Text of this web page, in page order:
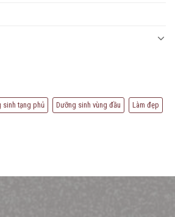
sinh tạng phủ Dưỡng sinh vùng đầu Làm đẹp